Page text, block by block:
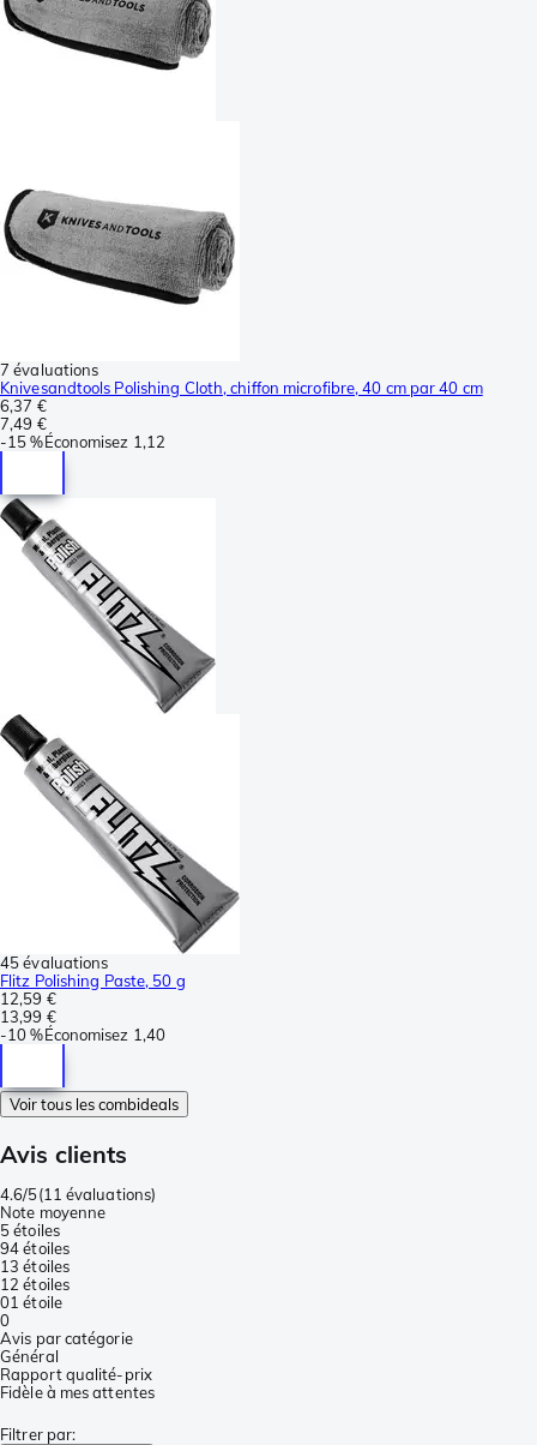
7 évaluations
Knivesandtools Polishing Cloth, chiffon microfibre, 40 cm par 40 cm
6,37 €
7,49 €
-15 %Économisez 1,12
45 évaluations
Flitz Polishing Paste, 50 g
12,59 €
13,99 €
-10 %Économisez 1,40
Voir tous les combideals
Avis clients
4.6/5(11 évaluations)
Note moyenne
5 étoiles
94 étoiles
13 étoiles
1 2 étoiles
01 étoile
0
Avis par catégorie
Général
Rapport qualité-prix
Fidèle à mes attentes
Filtrer par: